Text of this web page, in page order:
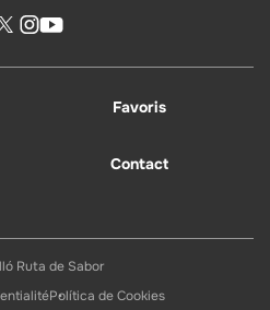
Favoris
Contact
Ruta de Sabor
Política de Cookies